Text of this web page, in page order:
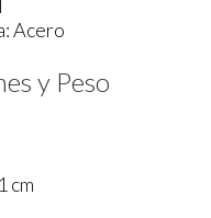
Acero
y Peso
cm